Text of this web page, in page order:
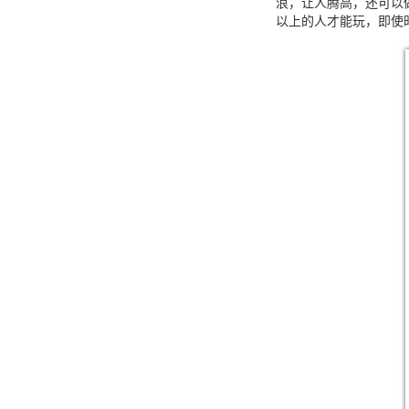
浪，让人腾高，还可以
以上的人才能玩，即